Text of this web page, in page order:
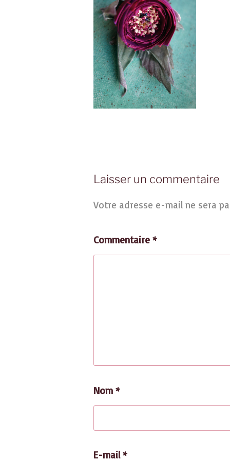
Laisser un commentaire
Votre adresse e-mail ne sera
Commentaire*
Nom*
E-mail*